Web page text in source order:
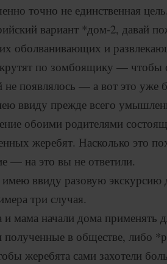
точно не единственная
вариант *дом-2, давай
оболванивающих и
по зомбоящику —
не появлялось — а вот это уже
ввиду прежде всего
обоими родителями
жеребят. Насколько это
— на это вы не ответили.
ввиду разовую экскурсию
три случая.
и мама начали дома применять
полученные в обществе, либо
жеребята сами захотели